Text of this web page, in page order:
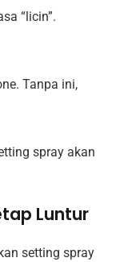
“licin”.
Tanpa ini,
spray akan
Luntur
setting spray